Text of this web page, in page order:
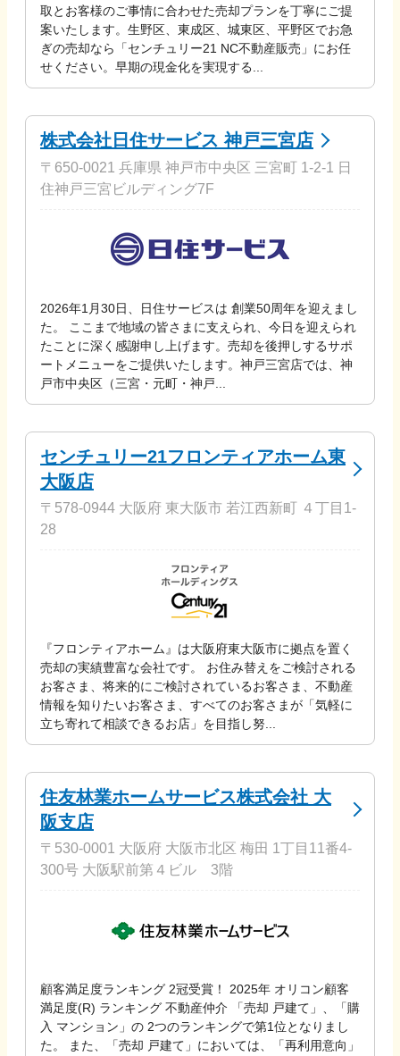
取とお客様のご事情に合わせた売却プランを丁寧にご提
案いたします。生野区、東成区、城東区、平野区でお急
ぎの売却なら「センチュリー21 NC不動産販売」にお任
せください。早期の現金化を実現する...
株式会社日住サービス 神戸三宮店
〒650-0021 兵庫県 神戸市中央区 三宮町 1-2-1 日
住神戸三宮ビルディング7F
2026年1月30日、日住サービスは 創業50周年を迎えまし
た。 ここまで地域の皆さまに支えられ、今日を迎えられ
たことに深く感謝申し上げます。売却を後押しするサポ
ートメニューをご提供いたします。神戸三宮店では、神
戸市中央区（三宮・元町・神戸...
センチュリー21フロンティアホーム東
大阪店
〒578-0944 大阪府 東大阪市 若江西新町 ４丁目1-
28
『フロンティアホーム』は大阪府東大阪市に拠点を置く
売却の実績豊富な会社です。 お住み替えをご検討される
お客さま、将来的にご検討されているお客さま、不動産
情報を知りたいお客さま、すべてのお客さまが「気軽に
立ち寄れて相談できるお店」を目指し努...
住友林業ホームサービス株式会社 大
阪支店
〒530-0001 大阪府 大阪市北区 梅田 1丁目11番4-
300号 大阪駅前第４ビル 3階
顧客満足度ランキング 2冠受賞！ 2025年 オリコン顧客
満足度(R) ランキング 不動産仲介 「売却 戸建て」、「購
入 マンション」の 2つのランキングで第1位となりまし
た。 また、「売却 戸建て」においては、「再利用意向」